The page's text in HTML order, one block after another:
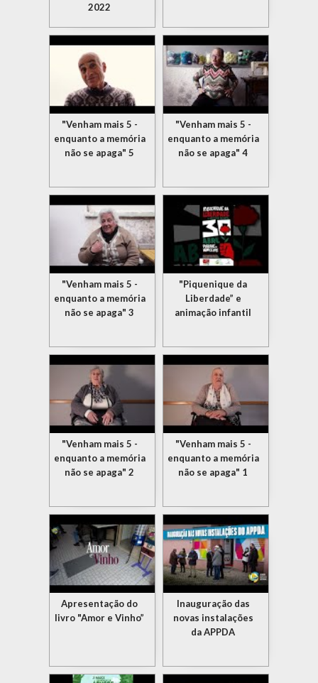
2022
"Venham mais 5 -
enquanto a memória
não se apaga" 5
"Venham mais 5 -
enquanto a memória
não se apaga" 4
"Venham mais 5 -
enquanto a memória
não se apaga" 3
"Piquenique da
Liberdade” e
animação infantil
"Venham mais 5 -
enquanto a memória
não se apaga" 2
"Venham mais 5 -
enquanto a memória
não se apaga" 1
Apresentação do
livro "Amor e Vinho”
Inauguração das
novas instalações
da APPDA